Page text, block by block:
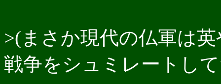
>(まさか現代の仏軍は
戦争をシュミレートし